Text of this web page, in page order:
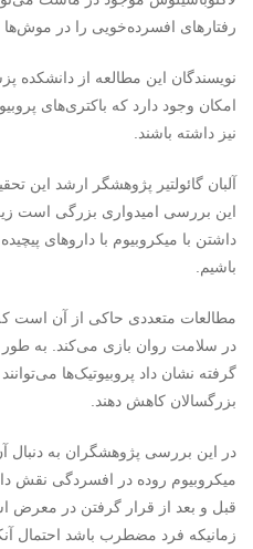
رفتارهای افسرده‌خویی را در
نویسندگان این مطالعه از دانشکده
امکان وجود دارد که باکتری‌های
نیز داشته باشند.
آلبان گائولتیر پژوهشگر ارشد این
این بررسی امیدواری بزرگی است
داشتن با میکروبیوم با داروهای
باشیم.
مطالعات متعددی حاکی از آن است
گرفته نشان داد پروبیوتیک‌ها
بزرگسالان کاهش دهند.
در این بررسی پژوهشگران به
میکروبیوم روده در افسردگی نقش
قبل و بعد از قرار گرفتن در
زمانیکه فرد مضطرب باشد احتمال